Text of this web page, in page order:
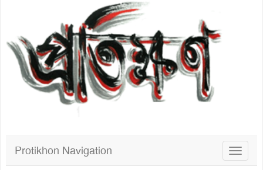
Toggle
Protikhon Navigation